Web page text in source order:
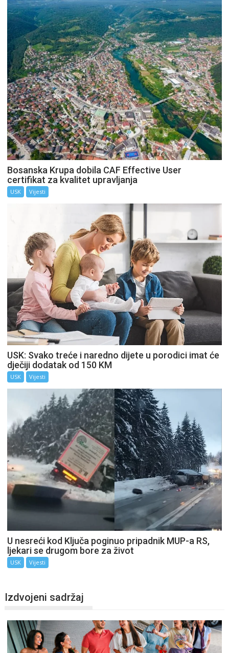
Bosanska Krupa dobila CAF Effective User
certifikat za kvalitet upravljanja
USK Vijesti
USK: Svako treće i naredno dijete u porodici imat će
dječiji dodatak od 150 KM
USK Vijesti
U nesreći kod Ključa poginuo pripadnik MUP-a RS,
ljekari se drugom bore za život
USK Vijesti
Izdvojeni sadržaj